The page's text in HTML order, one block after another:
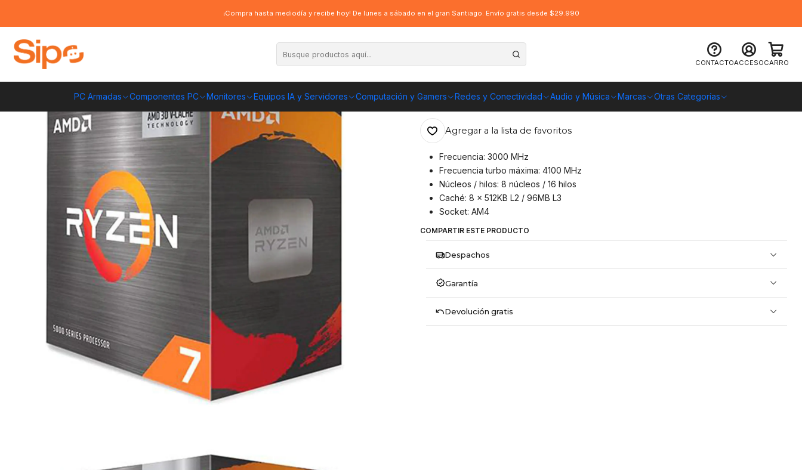
CONTACTOACCESOCARRO
PC Armadas Componentes PC Monitores Equipos IA y Servidores Computación y Gamers Redes y Conectividad Audio y Música Marcas Otras Categorías
¡Compra hasta mediodía y recibe hoy! De lunes a sábado en el gran Santiago. Envío gratis desde $29.990
Procesador AMD Ryzen 7 5700X3D [100-100001503BOX]
Procesador AMD Ryzen 7 5700X3D [100-
100001503BOX]
ENVÍO GRATIS A TODO CHILE
Agregar a la lista de favoritos
Frecuencia: 3000 MHz
Frecuencia turbo máxima: 4100 MHz
Núcleos / hilos: 8 núcleos / 16 hilos
Caché: 8 x 512KB L2 / 96MB L3
Socket: AM4
COMPARTIR ESTE PRODUCTO
Despachos
Garantía
Devolución gratis